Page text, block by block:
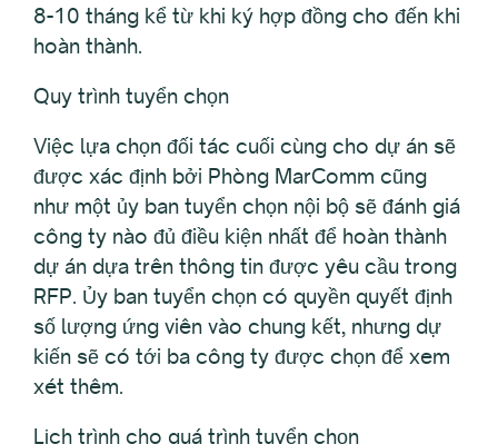
8-10 tháng kể từ khi ký hợp đồng cho đến khi
hoàn thành.
Quy trình tuyển chọn
Việc lựa chọn đối tác cuối cùng cho dự án sẽ
được xác định bởi Phòng MarComm cũng
như một ủy ban tuyển chọn nội bộ sẽ đánh giá
công ty nào đủ điều kiện nhất để hoàn thành
dự án dựa trên thông tin được yêu cầu trong
RFP. Ủy ban tuyển chọn có quyền quyết định
số lượng ứng viên vào chung kết, nhưng dự
kiến sẽ có tới ba công ty được chọn để xem
xét thêm.
Lịch trình cho quá trình tuyển chọn